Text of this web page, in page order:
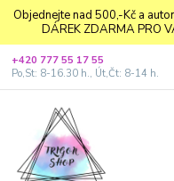
Objednejte nad 500,-Kč a
DÁREK ZDARMA PRO
+420 777 55 17 55
Po,St: 8-16.30 h., Út,Čt: 8-14 h.